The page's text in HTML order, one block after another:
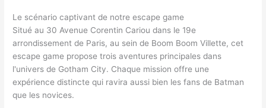
Le scénario captivant de notre escape game
Situé au 30 Avenue Corentin Cariou dans le 19e
arrondissement de Paris, au sein de Boom Boom Villette, cet
escape game propose trois aventures principales dans
l'univers de Gotham City. Chaque mission offre une
expérience distincte qui ravira aussi bien les fans de Batman
que les novices.